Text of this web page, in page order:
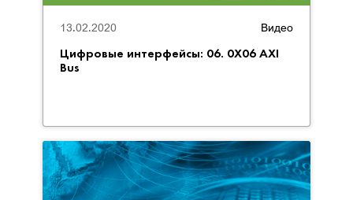
Видео
Цифровые интерфейсы: 06. 0X06 AXI
Bus
13.02.2020